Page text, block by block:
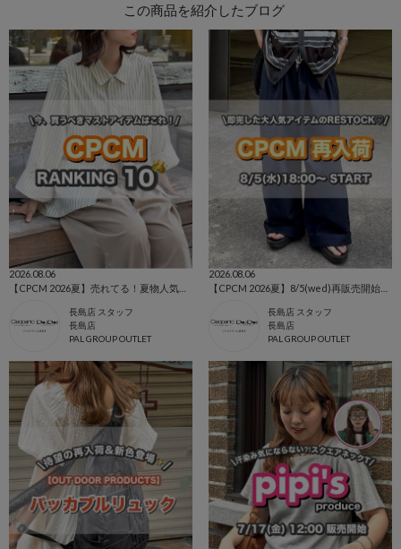
この商品を紹介したブログ
2026.08.06
長島店 スタッフ
長島店
PAL GROUP OUTLET
2026.08.06
【CPCM 2026夏】8/5(wed)再販売開始の人気アイテム🌼
長島店 スタッフ
長島店
PAL GROUP OUTLET